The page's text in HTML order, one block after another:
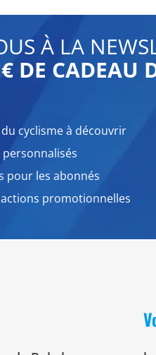
À LA
DE CADEAU
cyclisme à découvrir
pour les abonnés
promotionnelles